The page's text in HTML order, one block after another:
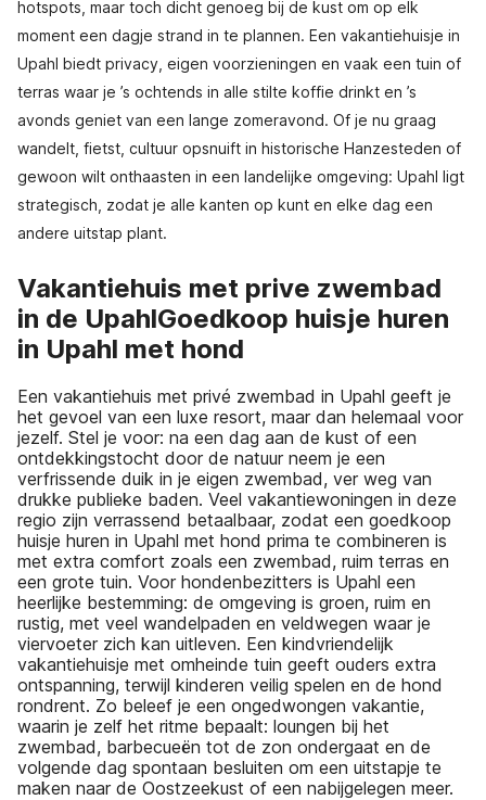
hotspots, maar toch dicht genoeg bij de kust om op elk
moment een dagje strand in te plannen. Een vakantiehuisje in
Upahl biedt privacy, eigen voorzieningen en vaak een tuin of
terras waar je ’s ochtends in alle stilte koffie drinkt en ’s
avonds geniet van een lange zomeravond. Of je nu graag
wandelt, fietst, cultuur opsnuift in historische Hanzesteden of
gewoon wilt onthaasten in een landelijke omgeving: Upahl ligt
strategisch, zodat je alle kanten op kunt en elke dag een
andere uitstap plant.
Vakantiehuis met prive zwembad
in de UpahlGoedkoop huisje huren
in Upahl met hond
Een vakantiehuis met privé zwembad in Upahl geeft je
het gevoel van een luxe resort, maar dan helemaal voor
jezelf. Stel je voor: na een dag aan de kust of een
ontdekkingstocht door de natuur neem je een
verfrissende duik in je eigen zwembad, ver weg van
drukke publieke baden. Veel vakantiewoningen in deze
regio zijn verrassend betaalbaar, zodat een goedkoop
huisje huren in Upahl met hond prima te combineren is
met extra comfort zoals een zwembad, ruim terras en
een grote tuin. Voor hondenbezitters is Upahl een
heerlijke bestemming: de omgeving is groen, ruim en
rustig, met veel wandelpaden en veldwegen waar je
viervoeter zich kan uitleven. Een kindvriendelijk
vakantiehuisje met omheinde tuin geeft ouders extra
ontspanning, terwijl kinderen veilig spelen en de hond
rondrent. Zo beleef je een ongedwongen vakantie,
waarin je zelf het ritme bepaalt: loungen bij het
zwembad, barbecueën tot de zon ondergaat en de
volgende dag spontaan besluiten om een uitstapje te
maken naar de Oostzeekust of een nabijgelegen meer.